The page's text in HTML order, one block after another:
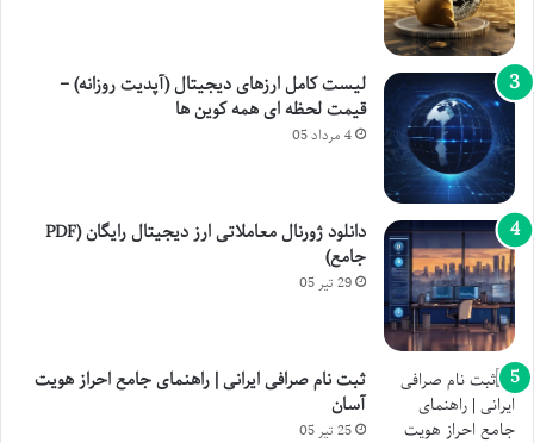
لیست کامل ارزهای دیجیتال (آپدیت روزانه) –
قیمت لحظه ای همه کوین ها
4 مرداد 05
دانلود ژورنال معاملاتی ارز دیجیتال رایگان (PDF
جامع)
29 تیر 05
ثبت نام صرافی ایرانی | راهنمای جامع احراز هویت
آسان
25 تیر 05